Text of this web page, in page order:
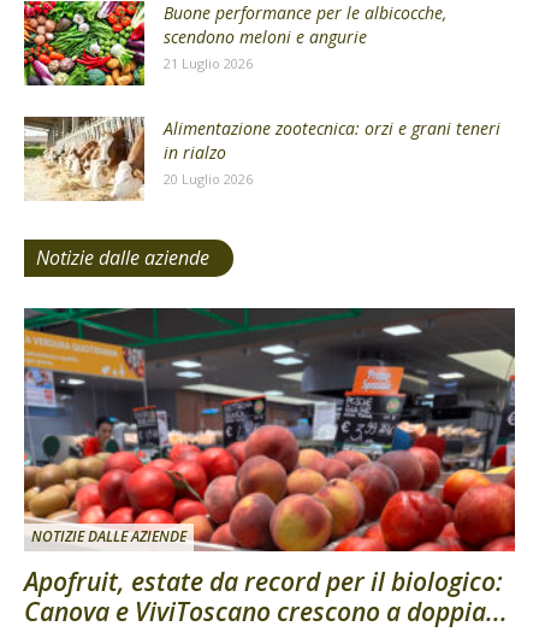
Buone performance per le albicocche,
scendono meloni e angurie
21 Luglio 2026
Alimentazione zootecnica: orzi e grani teneri
in rialzo
20 Luglio 2026
Notizie dalle aziende
NOTIZIE DALLE AZIENDE
Apofruit, estate da record per il biologico:
Canova e ViviToscano crescono a doppia...